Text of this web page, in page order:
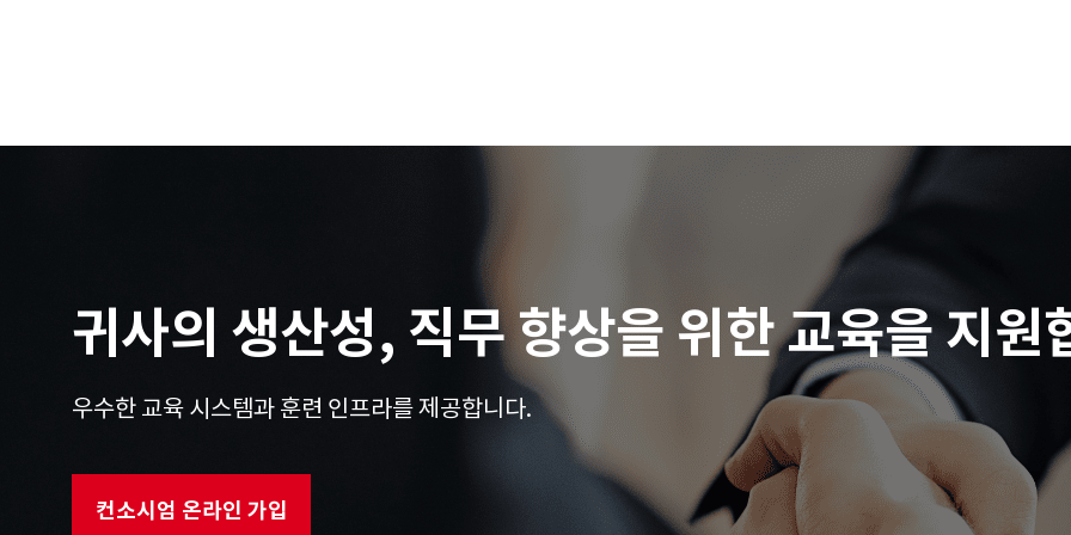
귀사의 생산성, 직무 향상을 위한 교육을 지원
우수한 교육 시스템과 훈련 인프라를 제공합니다.
컨소시엄 온라인 가입